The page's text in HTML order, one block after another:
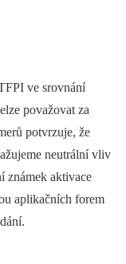
ve srovnání
považovat za
potvrzuje, že
neutrální vliv
známek aktivace
aplikačních forem